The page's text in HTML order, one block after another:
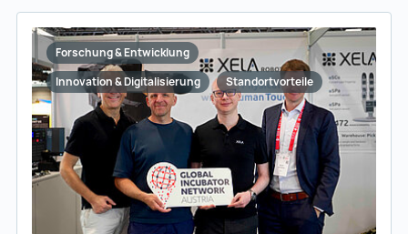
Forschung & Entwicklung
Innovation & Digitalisierung
Standortvorteile